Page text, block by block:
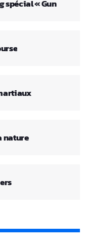
spécial « Gun
nature